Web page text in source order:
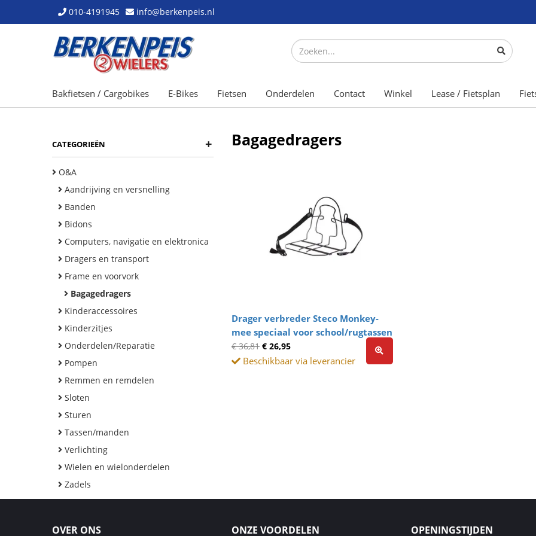
010-4191945 info@berkenpeis.nl
Bakfietsen / Cargobikes E-Bikes Fietsen Onderdelen Contact Winkel Lease / Fietsplan
CATEGORIEËN +
O&A
Aandrijving en versnelling
Banden
Bidons
Computers, navigatie en elektronica
Dragers en transport
Frame en voorvork
Bagagedragers
Kinderaccessoires
Kinderzitjes
Onderdelen/Reparatie
Pompen
Remmen en remdelen
Sloten
Sturen
Tassen/manden
Verlichting
Wielen en wielonderdelen
Zadels
Bagagedragers
Drager verbreder Steco Monkey-
mee speciaal voor school/rugtassen
Kipling
€ 36,81 € 26,95
Beschikbaar via leverancier
OVER ONS ONZE VOORDELEN OPENINGSTIJDEN